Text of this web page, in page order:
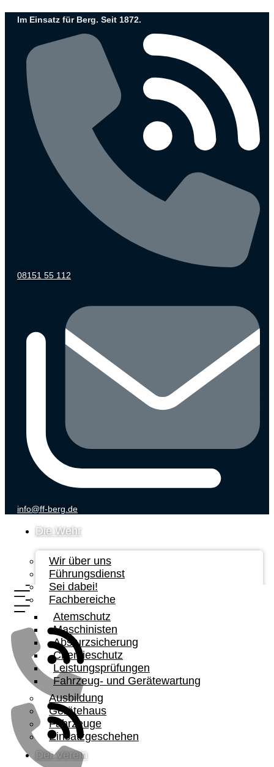
InhaltIm Einsatz für Berg. Seit 1872.
08151 55 112
info@ff-berg.de
Die Wehr
Wir über uns
Führungsdienst
Sei dabei!
Fachbereiche
Atemschutz
Maschinisten
Absturzsicherung
Chemieschutz
Leistungsprüfungen
Fahrzeug- und Gerätewartung
Ausbildung
Gerätehaus
Fahrzeuge
Einsatzgeschehen
Der Verein